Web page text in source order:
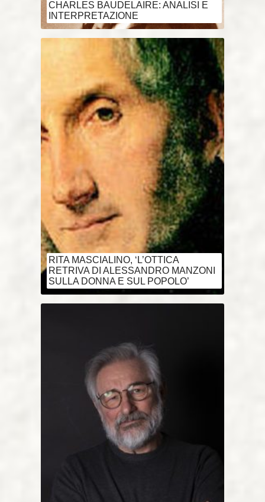
CHARLES BAUDELAIRE: ANALISI E
INTERPRETAZIONE
RITA MASCIALINO, ‘L’OTTICA
RETRIVA DI ALESSANDRO MANZONI
SULLA DONNA E SUL POPOLO’